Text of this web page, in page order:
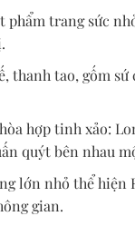
phẩm trang sức
thanh tao, gốm
hợp tinh xảo:
quýt bên nhau
lớn nhỏ thể hiện
gian.